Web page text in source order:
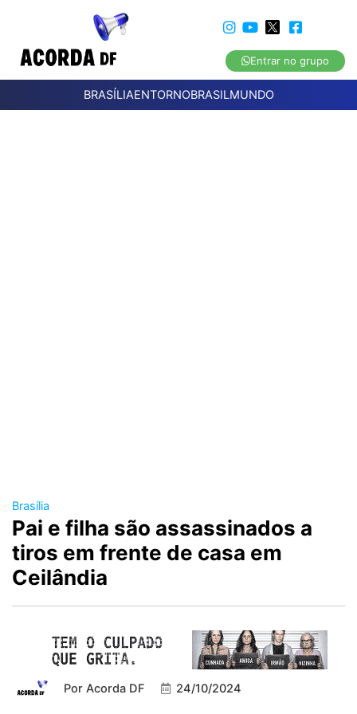
Entrar no grupo
BRASÍLIAENTORNOBRASILMUNDO
Brasília
Pai e filha são assassinados a
tiros em frente de casa em
Ceilândia
Por Acorda DF 24/10/2024